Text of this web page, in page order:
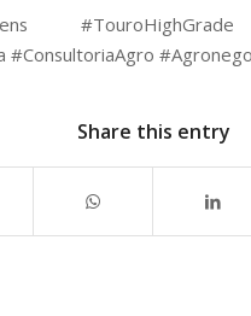
#ConsultoriaAgro
Share this entry